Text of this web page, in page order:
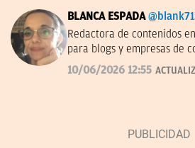
BLANCA ESPADA
Redactora de contenidos
para blogs y empresas de
desde 2007.
10/06/2026 12:55